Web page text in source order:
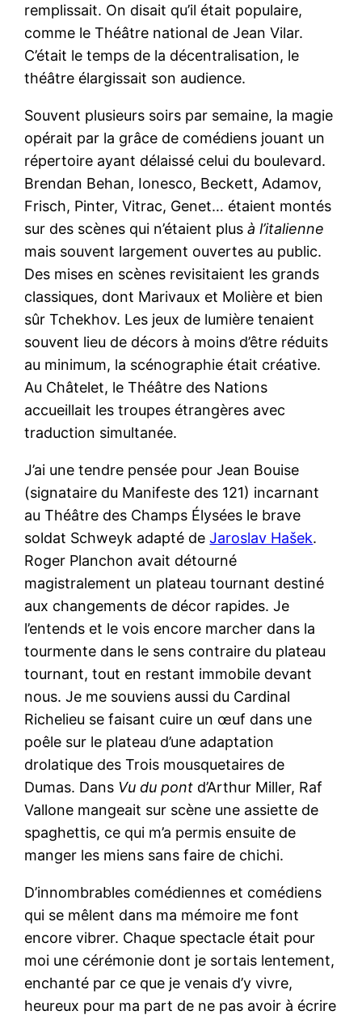
remplissait. On disait qu’il était populaire,
comme le Théâtre national de Jean Vilar.
C’était le temps de la décentralisation, le
théâtre élargissait son audience.
Souvent plusieurs soirs par semaine, la magie
opérait par la grâce de comédiens jouant un
répertoire ayant délaissé celui du boulevard.
Brendan Behan, Ionesco, Beckett, Adamov,
Frisch, Pinter, Vitrac, Genet… étaient montés
sur des scènes qui n’étaient plusà l’italienne
mais souvent largement ouvertes au public.
Des mises en scènes revisitaient les grands
classiques, dont Marivaux et Molière et bien
sûr Tchekhov. Les jeux de lumière tenaient
souvent lieu de décors à moins d’être réduits
au minimum, la scénographie était créative.
Au Châtelet, le Théâtre des Nations
accueillait les troupes étrangères avec
traduction simultanée.
J’ai une tendre pensée pour Jean Bouise
(signataire du Manifeste des 121) incarnant
au Théâtre des Champs Élysées le brave
soldat Schweyk adapté deJaroslav Hašek.
Roger Planchon avait détourné
magistralement un plateau tournant destiné
aux changements de décor rapides. Je
l’entends et le vois encore marcher dans la
tourmente dans le sens contraire du plateau
tournant, tout en restant immobile devant
nous. Je me souviens aussi du Cardinal
Richelieu se faisant cuire un œuf dans une
poêle sur le plateau d’une adaptation
drolatique des Trois mousquetaires de
Dumas. Dans Vu du pont d’Arthur Miller, Raf
Vallone mangeait sur scène une assiette de
spaghettis, ce qui m’a permis ensuite de
manger les miens sans faire de chichi.
D’innombrables comédiennes et comédiens
qui se mêlent dans ma mémoire me font
encore vibrer. Chaque spectacle était pour
moi une cérémonie dont je sortais lentement,
enchanté par ce que je venais d’y vivre,
heureux pour ma part de ne pas avoir à écrire